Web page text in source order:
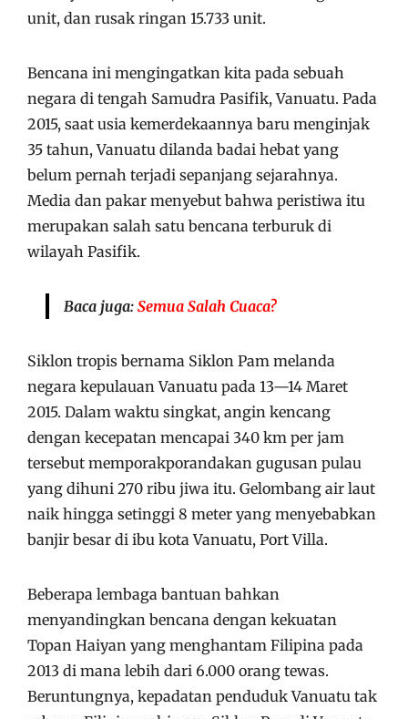
unit, dan rusak ringan 15.733 unit.
Bencana ini mengingatkan kita pada sebuah
negara di tengah Samudra Pasifik, Vanuatu. Pada
2015, saat usia kemerdekaannya baru menginjak
35 tahun, Vanuatu dilanda badai hebat yang
belum pernah terjadi sepanjang sejarahnya.
Media dan pakar menyebut bahwa peristiwa itu
merupakan salah satu bencana terburuk di
wilayah Pasifik.
Baca juga: Semua Salah Cuaca?
Siklon tropis bernama Siklon Pam melanda
negara kepulauan Vanuatu pada 13—14 Maret
2015. Dalam waktu singkat, angin kencang
dengan kecepatan mencapai 340 km per jam
tersebut memporakporandakan gugusan pulau
yang dihuni 270 ribu jiwa itu. Gelombang air laut
naik hingga setinggi 8 meter yang menyebabkan
banjir besar di ibu kota Vanuatu, Port Villa.
Beberapa lembaga bantuan bahkan
menyandingkan bencana dengan kekuatan
Topan Haiyan yang menghantam Filipina pada
2013 di mana lebih dari 6.000 orang tewas.
Beruntungnya, kepadatan penduduk Vanuatu tak